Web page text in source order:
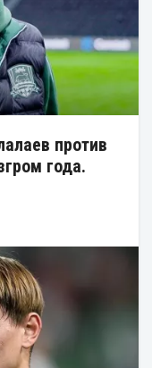
против
года.